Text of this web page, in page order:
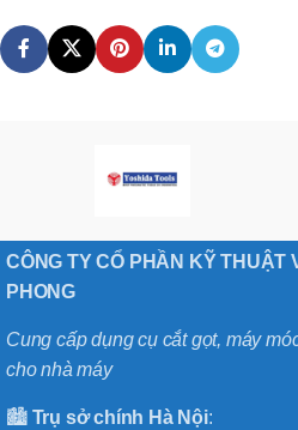
CÔNG TY CỔ PHẦN KỸ THUẬT
PHONG
Cung cấp dụng cụ cắt gọt, máy
cho nhà máy
🏙️ Trụ sở chính Hà Nội: